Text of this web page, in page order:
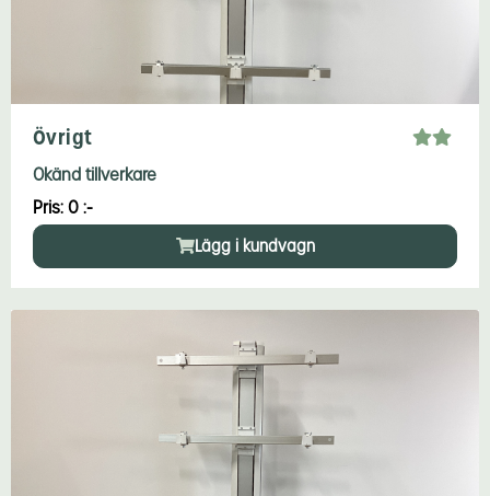
Övrigt
Okänd tillverkare
Pris: 0 :-
Lägg i kundvagn